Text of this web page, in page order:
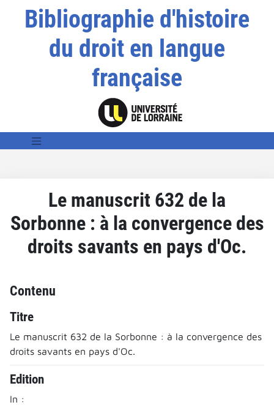
Bibliographie d'histoire
du droit en langue
française
Le manuscrit 632 de la
Sorbonne : à la convergence des
droits savants en pays d'Oc.
Contenu
Titre
Le manuscrit 632 de la Sorbonne : à la convergence des
droits savants en pays d'Oc.
Edition
In :